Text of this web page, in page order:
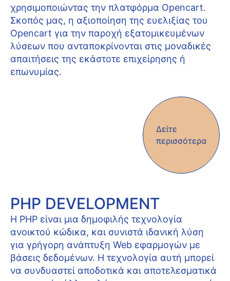
χρησιμοποιώντας την πλατφόρμα Opencart.
Σκοπός μας, η αξιοποίηση της ευελιξίας του
Opencart για την παροχή εξατομικευμένων
λύσεων που ανταποκρίνονται στις μοναδικές
απαιτήσεις της εκάστοτε επιχείρησης ή
επωνυμίας.
Δείτε
περισσότερα
PHP DEVELOPMENT
Η PHP είναι μια δημοφιλής τεχνολογία
ανοικτού κώδικα, και συνιστά ιδανική λύση
για γρήγορη ανάπτυξη Web εφαρμογών με
βάσεις δεδομένων. Η τεχνολογία αυτή μπορεί
να συνδυαστεί αποδοτικά και αποτελεσματικά